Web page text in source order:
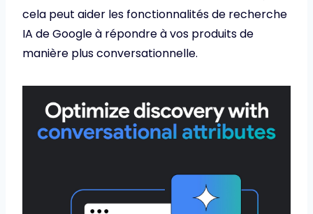
cela peut aider les fonctionnalités de recherche
IA de Google à répondre à vos produits de
manière plus conversationnelle.